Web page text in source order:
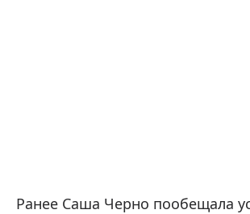
Ранее Саша Черно пообещала